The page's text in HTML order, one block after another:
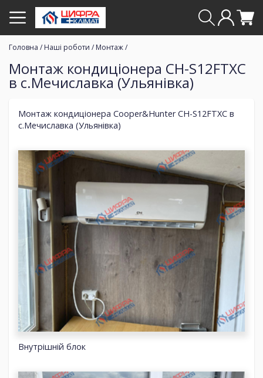
Головна / Наші роботи / Монтаж/
Монтаж кондиціонера CH-S12FTXC
в с.Мечиславка (Ульянівка)
Монтаж кондиціонера Cooper&Hunter CH-S12FTXC в
с.Мечиславка (Ульянівка)
Внутрішній блок